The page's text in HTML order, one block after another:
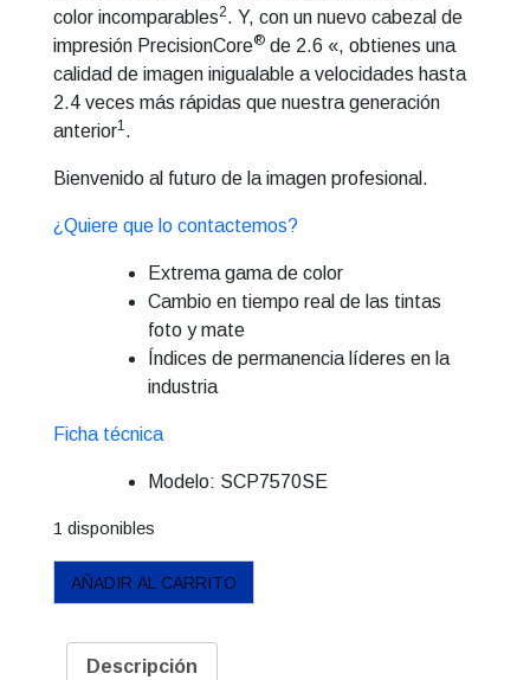
color incomparables2. Y, con un nuevo cabezal de
impresión PrecisionCore®de 2.6 «, obtienes una
calidad de imagen inigualable a velocidades hasta
2.4 veces más rápidas que nuestra generación
anterior1 .
Bienvenido al futuro de la imagen profesional.
¿Quiere que lo contactemos?
Extrema gama de color
Cambio en tiempo real de las tintas
foto y mate
Índices de permanencia líderes en la
industria
Ficha técnica
Modelo: SCP7570SE
1 disponibles
Impresora
SureColor
cantidad
AÑADIR AL CARRITO
Descripción